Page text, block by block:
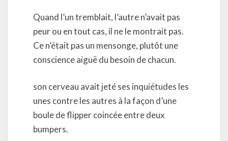
Quand l’un tremblait, l’autre n’avait pas
peur ou en tout cas, il ne le montrait pas.
Ce n’était pas un mensonge, plutôt une
conscience aiguë du besoin de chacun.
son cerveau avait jeté ses inquiétudes les
unes contre les autres à la façon d’une
boule de flipper coincée entre deux
bumpers.